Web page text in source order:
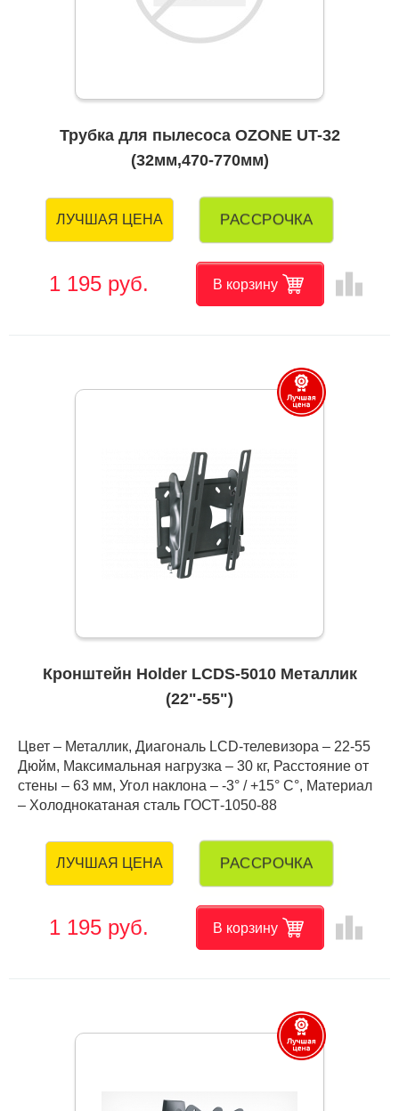
Трубка для пылесоса OZONE UT-32
(32мм,470-770мм)
ЛУЧШАЯ ЦЕНА РАССРОЧКА
1 195 руб. В корзину leaderboard
Кронштейн Holder LCDS-5010 Металлик
(22"-55")
Цвет – Металлик, Диагональ LCD-телевизора – 22-55
Дюйм, Максимальная нагрузка – 30 кг, Расстояние от
стены – 63 мм, Угол наклона – -3° / +15° С°, Материал
– Холоднокатаная сталь ГОСТ-1050-88
ЛУЧШАЯ ЦЕНА РАССРОЧКА
1 195 руб. В корзину leaderboard